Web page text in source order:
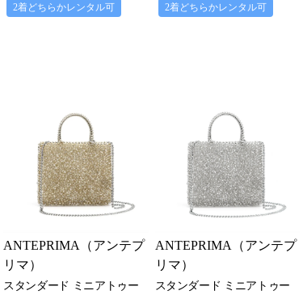
2着どちらかレンタル可 2着どちらかレンタル可
ANTEPRIMA（アンテプ
リマ）
スタンダード ミニアトゥー
ANTEPRIMA（アンテプ
リマ）
スタンダード ミニアトゥー